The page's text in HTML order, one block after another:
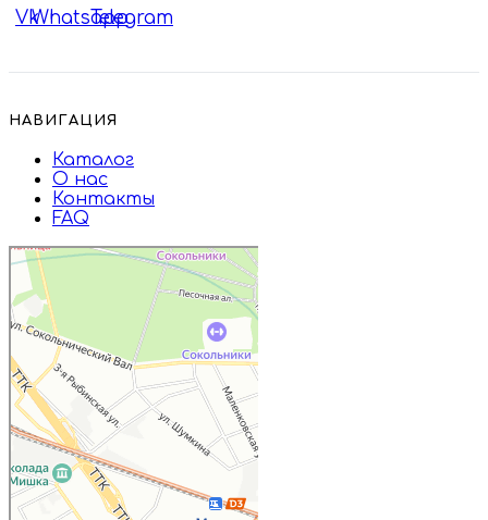
VkWhatsappTelegram
НАВИГАЦИЯ
Каталог
О нас
Контакты
FAQ
Дружба
Пищевые ингредиенты и специи в
Москве
Магазин подарков и сувениров в
Москве